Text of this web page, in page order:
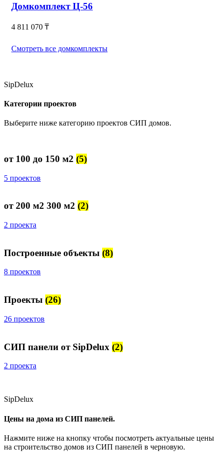
Домкомплект Ц-56
4 811 070 ₸
Смотреть все домкомплекты
SipDelux
Категории проектов
Выберите ниже категорию проектов СИП домов.
от 100 до 150 м2 (5)
5 проектов
от 200 м2 300 м2 (2)
2 проекта
Построенные объекты (8)
8 проектов
Проекты (26)
26 проектов
СИП панели от SipDelux (2)
2 проекта
SipDelux
Цены на дома из СИП панелей.
Нажмите ниже на кнопку чтобы посмотреть актуальные цены
на строительство домов из СИП панелей в черновую.